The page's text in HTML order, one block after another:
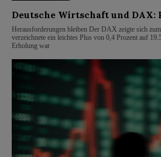
Deutsche Wirtschaft und DAX:
Herausforderungen bleiben Der DAX zeigte sich
verzeichnete ein leichtes Plus von 0,4 Prozent auf
Erholung war